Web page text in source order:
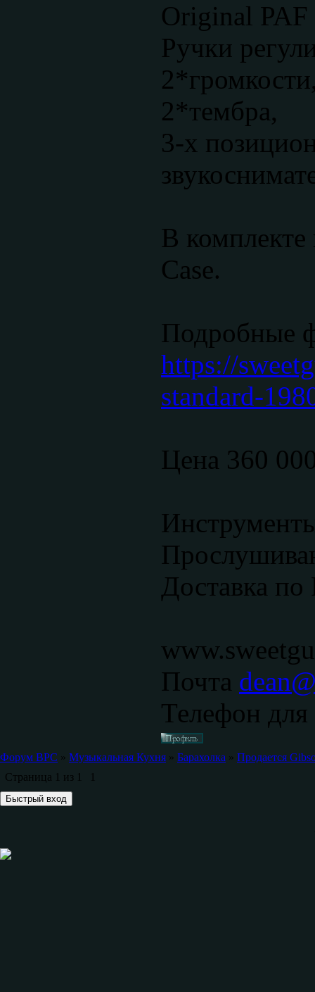
Original
Ручки
2*тембра,
3-х
В
Case.
Подробные
https://
standard-
Цена 360
Доставка
Почта
Телефон для
Форум ВРС » Музыкальная Кухня » Барахолка » Продается
Страница 1 из 1 1